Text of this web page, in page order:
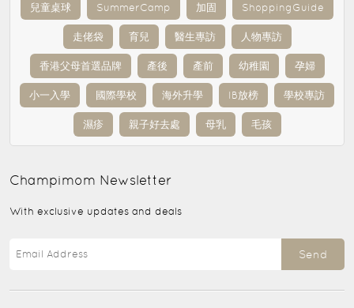
兒童桌球 SummerCamp 加固 ShoppingGuide
走佬袋 育兒 醫生專訪 人物專訪
香港父母首選品牌 產後 產前 幼稚園 孕婦
小一入學 國際學校 海外升學 IB放榜 學校專訪
濕疹 親子好去處 母乳 毛孩
Champimom Newsletter
With exclusive updates and deals
Send